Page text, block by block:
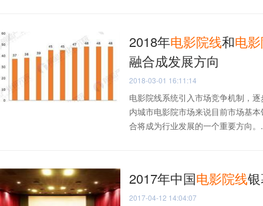
2018年电影院线和电
融合成发展方向
2018-03-01 16:11:14
电影院线系统引入市场竞争机制，
内城市电影院市场来说目前市场基
合将成为行业发展的一个重要方向。
2017年中国电影院线
2017-04-12 14:04:07